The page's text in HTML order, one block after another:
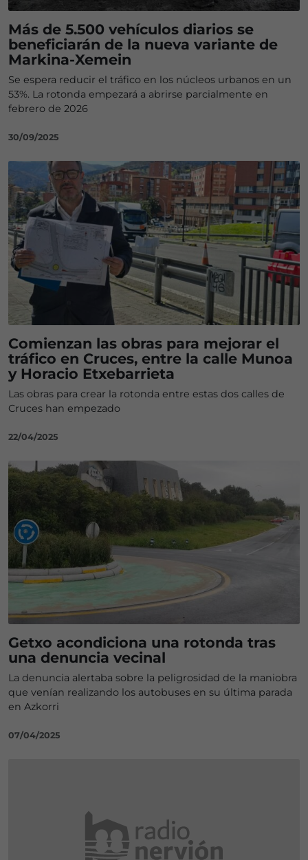
Más de 5.500 vehículos diarios se
beneficiarán de la nueva variante de
Markina-Xemein
Se espera reducir el tráfico en los núcleos urbanos en un
53%. La rotonda empezará a abrirse parcialmente en
febrero de 2026
30/09/2025
Comienzan las obras para mejorar el
tráfico en Cruces, entre la calle Munoa
y Horacio Etxebarrieta
Las obras para crear la rotonda entre estas dos calles de
Cruces han empezado
22/04/2025
Getxo acondiciona una rotonda tras
una denuncia vecinal
La denuncia alertaba sobre la peligrosidad de la maniobra
que venían realizando los autobuses en su última parada
en Azkorri
07/04/2025